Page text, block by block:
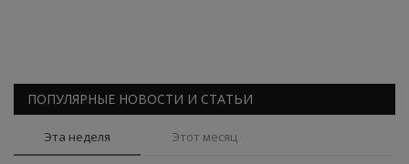
ПОПУЛЯРНЫЕ НОВОСТИ И СТАТЬИ
Эта неделя Этот месяц